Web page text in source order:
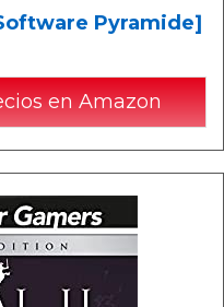
Pyramide]
en Amazon